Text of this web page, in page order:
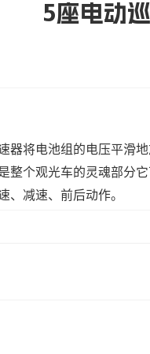
5座电动
器将电池组的电压平滑地
整个观光车的灵魂部分它
、减速、前后动作。